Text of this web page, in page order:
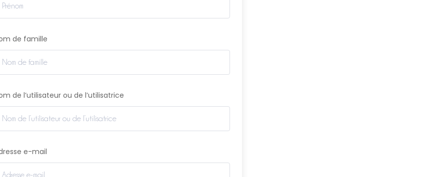
de famille
de l’utilisateur ou de l’utilisatrice
e-mail